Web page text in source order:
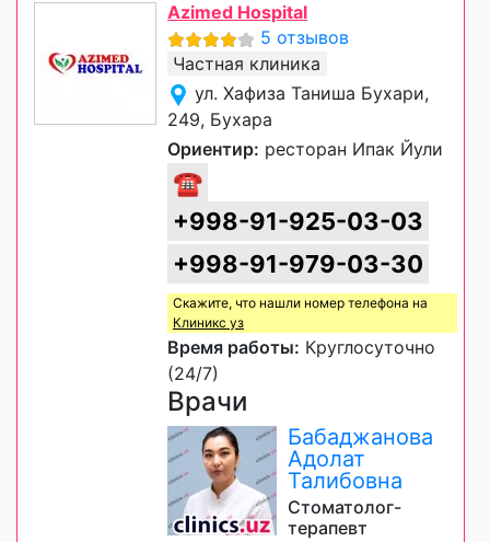
Azimed Hospital
5 отзывов
Частная клиника
ул. Хафиза Таниша Бухари,
249, Бухара
Ориентир: ресторан Ипак Йули
☎
+998-91-925-03-03
+998-91-979-03-30
Скажите, что нашли номер телефона на
Клиникс уз
Время работы: Круглосуточно
(24/7)
Врачи
Бабаджанова
Адолат
Талибовна
Стоматолог-
терапевт